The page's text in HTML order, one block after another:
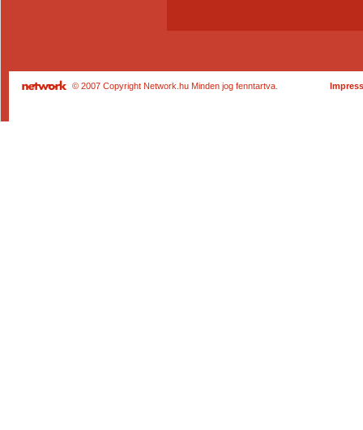
© 2007 Copyright Network.hu Minden jog fenntartva.